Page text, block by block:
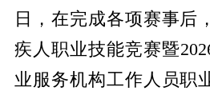
日，在完成各项赛事后
疾人职业技能竞赛暨
业服务机构工作人员职